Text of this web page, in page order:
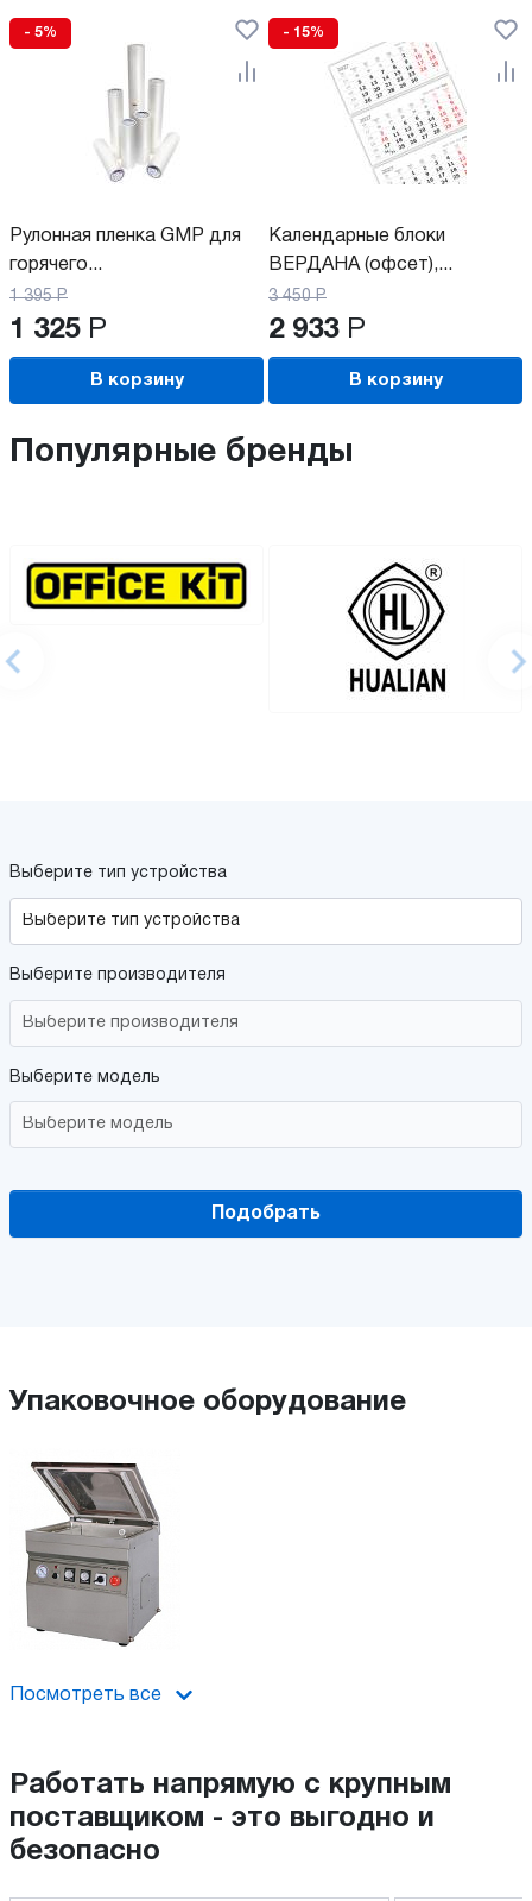
- 5%
Рулонная пленка GMP для
горячего...
1 395 Р
1 325 Р
В корзину
- 15%
Календарные блоки
ВЕРДАНА (офсет),...
3 450 Р
2 933 Р
В корзину
Популярные бренды
Выберите тип устройства
Выберите производителя
Выберите модель
Подобрать
Упаковочное оборудование
Посмотреть все
Работать напрямую с крупным
поставщиком - это выгодно и
безопасно